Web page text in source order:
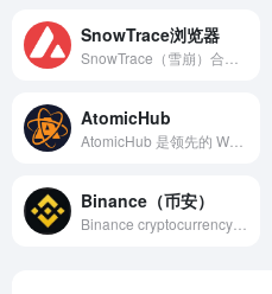
SnowTrace浏览器
AtomicHub
Binance（币安）